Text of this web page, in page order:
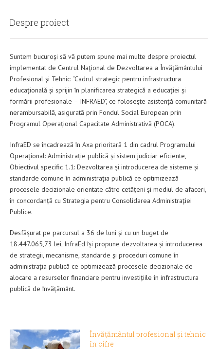
Despre proiect
Suntem bucuroși să vă putem spune mai multe despre proiectul
implementat de Centrul Naţional de Dezvoltarea a Învăţământului
Profesional şi Tehnic: “Cadrul strategic pentru infrastructura
educațională și sprijin în planificarea strategică a educației și
formării profesionale – INFRAED”, ce folosește asistență comunitară
nerambursabilă, asigurată prin Fondul Social European prin
Programul Operațional Capacitate Administrativă (POCA).
InfraED se încadrează în Axa prioritară 1 din cadrul Programului
Operațional: Administrație publică și sistem judiciar eficiente,
Obiectivul specific 1.1: Dezvoltarea și introducerea de sisteme și
standarde comune în administrația publică ce optimizează
procesele decizionale orientate către cetățeni și mediul de afaceri,
în concordanță cu Strategia pentru Consolidarea Administrației
Publice.
Desfășurat pe parcursul a 36 de luni și cu un buget de
18.447.065,73 lei, InfraEd își propune dezvoltarea și introducerea
de strategii, mecanisme, standarde şi proceduri comune în
administrația publică ce optimizează procesele decizionale de
alocare a resurselor financiare pentru investițiile în infrastructura
publică de învățământ.
Învăţământul profesional și tehnic
în cifre